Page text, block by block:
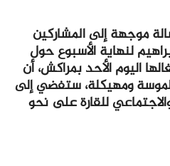
موجهة إلى المشاركين
إبراهيم لنهاية الأسبوع حول
اليوم الأحد بمراكش، أن
ومهيكلة، ستفضي إلى
للقارة على نحو